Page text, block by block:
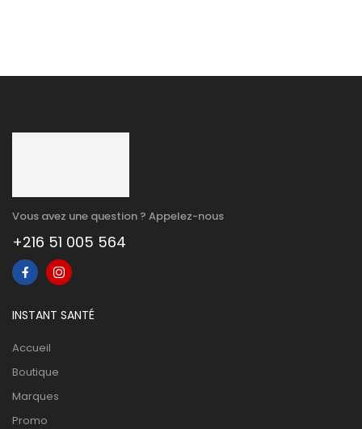
Vous avez une question ? Appelez-nous
+216 51 005 564
INSTANT SANTÉ
Accueil
Boutique
Marques
Promo